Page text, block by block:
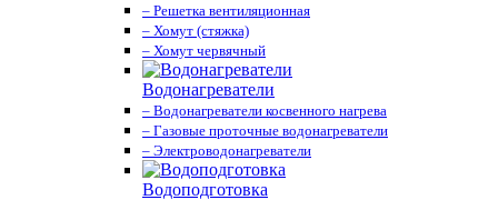
– Решетка вентиляционная
– Хомут (стяжка)
– Хомут червячный
Водонагреватели
– Водонагреватели косвенного нагрева
– Газовые проточные водонагреватели
– Электроводонагреватели
Водоподготовка